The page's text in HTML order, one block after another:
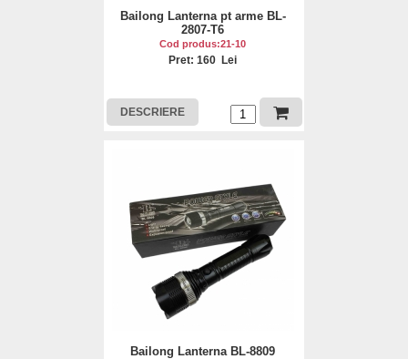
Bailong Lanterna pt arme BL-
2807-T6
Cod produs:21-10
Pret: 160 Lei
DESCRIERE
Bailong Lanterna BL-8809